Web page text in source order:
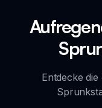
Entdecke